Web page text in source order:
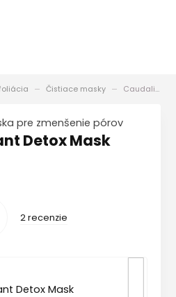
Čistiace masky Caudalie Instant Detox Mask
pre zmenšenie pórov
Detox Mask
2 recenzie